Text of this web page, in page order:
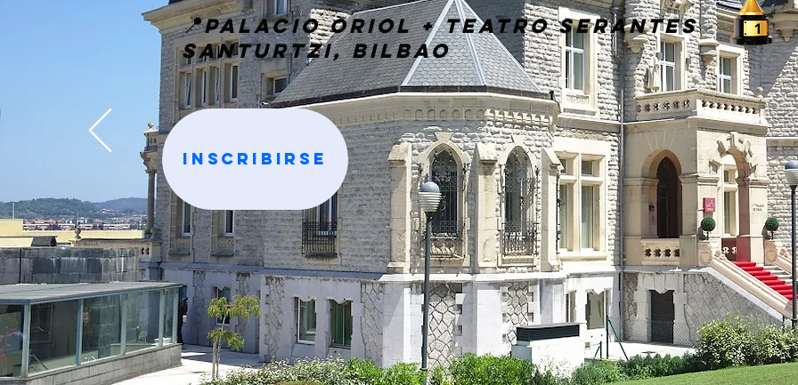
📍Palacio Oriol + teatro Serantes
Santurtzi, Bilbao
INSCRIBIRSE